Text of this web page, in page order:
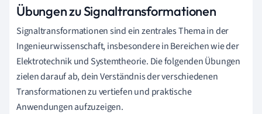
Übungen zu Signaltransformationen
Signaltransformationen sind ein zentrales Thema in der
Ingenieurwissenschaft, insbesondere in Bereichen wie der
Elektrotechnik und Systemtheorie. Die folgenden Übungen
zielen darauf ab, dein Verständnis der verschiedenen
Transformationen zu vertiefen und praktische
Anwendungen aufzuzeigen.